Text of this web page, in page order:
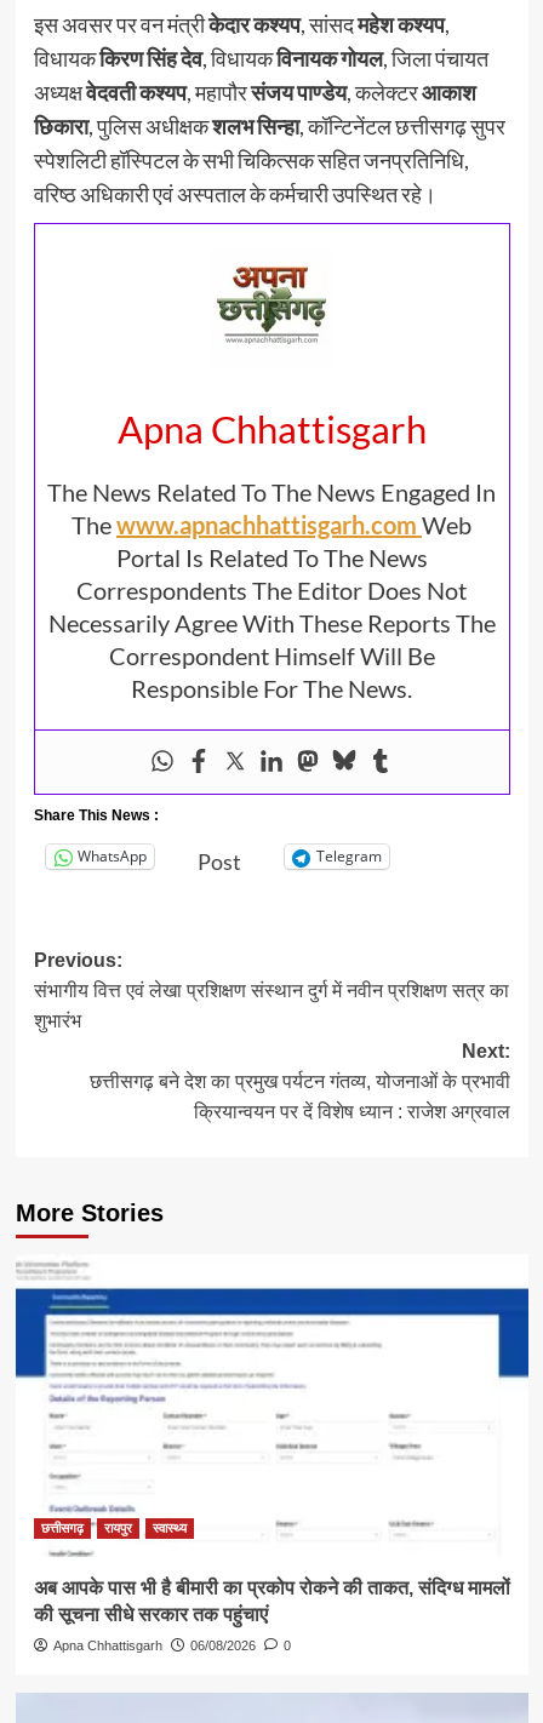
इस अवसर पर वन मंत्रीकेदार कश्यप, सांसदमहेश कश्यप,
विधायककिरण सिंह देव, विधायकविनायक गोयल, जिला पंचायत
अध्यक्षवेदवती कश्यप, महापौरसंजय पाण्डेय, कलेक्टरआकाश
छिकारा, पुलिस अधीक्षकशलभ सिन्हा, कॉन्टिनेंटल छत्तीसगढ़ सुपर
स्पेशलिटी हॉस्पिटल के सभी चिकित्सक सहित जनप्रतिनिधि,
वरिष्ठ अधिकारी एवं अस्पताल के कर्मचारी उपस्थित रहे।
Apna Chhattisgarh
The News Related To The News Engaged In
Thewww.apnachhattisgarh.com Web
Portal Is Related To The News
Correspondents The Editor Does Not
Necessarily Agree With These Reports The
Correspondent Himself Will Be
Responsible For The News.
Share This News :
WhatsApp Post Telegram
Post
navigation
Previous:
संभागीय वित्त एवं लेखा प्रशिक्षण संस्थान दुर्ग में नवीन प्रशिक्षण सत्र का
शुभारंभ
Next:
छत्तीसगढ़ बने देश का प्रमुख पर्यटन गंतव्य, योजनाओं के प्रभावी
क्रियान्वयन पर दें विशेष ध्यान : राजेश अग्रवाल
More Stories
छत्तीसगढ़ रायपुर स्वास्थ्य
अब आपके पास भी है बीमारी का प्रकोप रोकने की ताकत, संदिग्ध मामलों
की सूचना सीधे सरकार तक पहुंचाएं
Apna Chhattisgarh 06/08/2026 0